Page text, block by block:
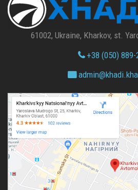
61002, Ukraine, Kharkov, st.
+38 (050) 889-
admin@